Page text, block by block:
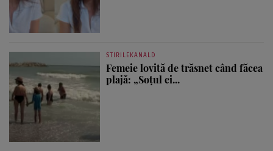
STIRILEKANALD
Femeie lovită de trăsnet când făcea
plajă: „Soțul ei...